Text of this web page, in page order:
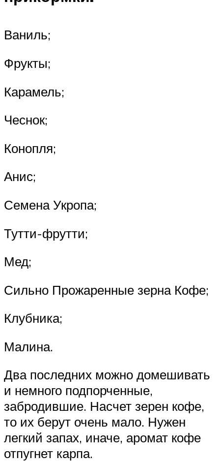
Ваниль;
Фрукты;
Карамель;
Чеснок;
Конопля;
Анис;
Семена Укропа;
Тутти-фрутти;
Мед;
Сильно Прожаренные зерна Кофе;
Клубника;
Малина.
Два последних можно домешивать
и немного подпорченные,
забродившие. Насчет зерен кофе,
то их берут очень мало. Нужен
легкий запах, иначе, аромат кофе
отпугнет карпа.